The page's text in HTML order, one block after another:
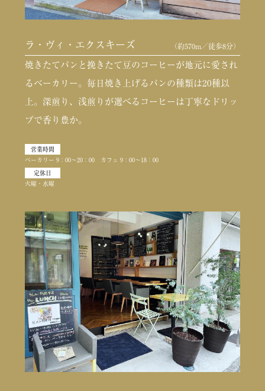
ラ・ヴィ・エクスキーズ （約570m／徒歩8分）
焼きたてパンと挽きたて豆のコーヒーが地元に愛され
るベーカリー。毎日焼き上げるパンの種類は20種以
上。深煎り、浅煎りが選べるコーヒーは丁寧なドリッ
プで香り豊か。
営業時間
ベーカリー 9：00〜20：00 カフェ 9：00〜18：00
定休日
火曜・水曜